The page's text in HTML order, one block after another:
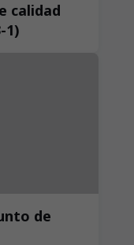
calidad
1)
de